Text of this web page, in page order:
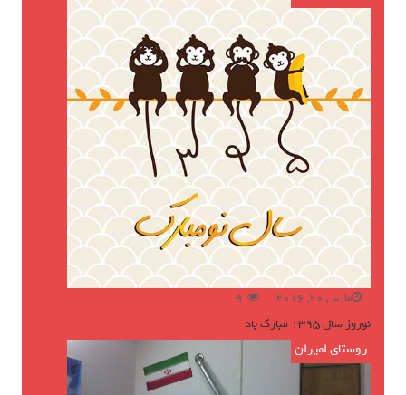
مارس 20, 2016 9
نوروز سال ۱۳۹۵ مبارک باد
روستای امیران